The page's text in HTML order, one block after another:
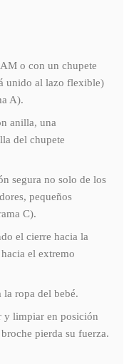
o con un chupete
unido al lazo flexible)
A).
anilla, una
del chupete
segura no solo de los
pequeños
C).
el cierre hacia la
el extremo
la ropa del bebé.
y limpiar en posición
pierda su fuerza.